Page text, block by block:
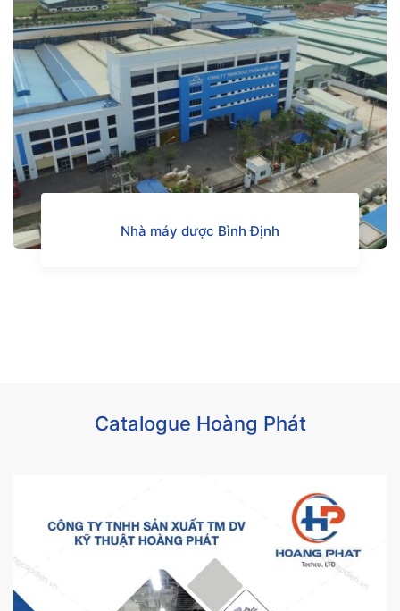
Nhà máy dược Bình Định
Catalogue Hoàng Phát